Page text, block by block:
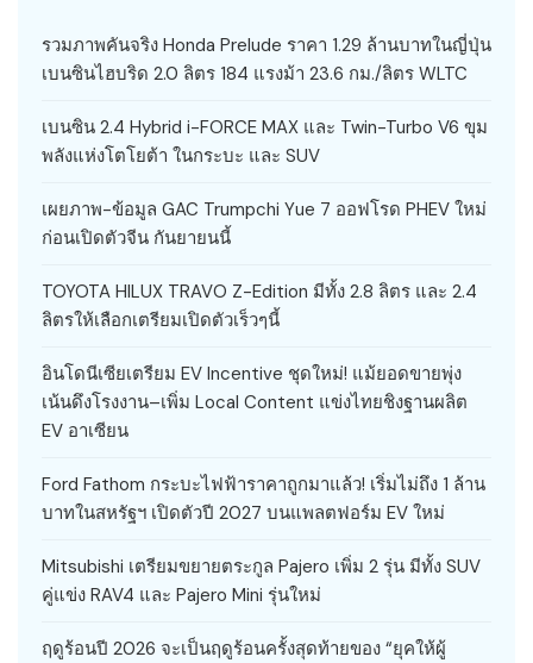
รวมภาพคันจริง Honda Prelude ราคา 1.29 ล้านบาทในญี่ปุ่น
เบนซินไฮบริด 2.0 ลิตร 184 แรงม้า 23.6 กม./ลิตร WLTC
เบนซิน 2.4 Hybrid i-FORCE MAX และ Twin-Turbo V6 ขุม
พลังแห่งโตโยต้า ในกระบะ และ SUV
เผยภาพ-ข้อมูล GAC Trumpchi Yue 7 ออฟโรด PHEV ใหม่
ก่อนเปิดตัวจีน กันยายนนี้
TOYOTA HILUX TRAVO Z-Edition มีทั้ง 2.8 ลิตร และ 2.4
ลิตรให้เลือกเตรียมเปิดตัวเร็วๆนี้
อินโดนีเซียเตรียม EV Incentive ชุดใหม่! แม้ยอดขายพุ่ง
เน้นดึงโรงงาน–เพิ่ม Local Content แข่งไทยชิงฐานผลิต
EV อาเซียน
Ford Fathom กระบะไฟฟ้าราคาถูกมาแล้ว! เริ่มไม่ถึง 1 ล้าน
บาทในสหรัฐฯ เปิดตัวปี 2027 บนแพลตฟอร์ม EV ใหม่
Mitsubishi เตรียมขยายตระกูล Pajero เพิ่ม 2 รุ่น มีทั้ง SUV
คู่แข่ง RAV4 และ Pajero Mini รุ่นใหม่
ฤดูร้อนปี 2026 จะเป็นฤดูร้อนครั้งสุดท้ายของ “ยุคให้ผู้